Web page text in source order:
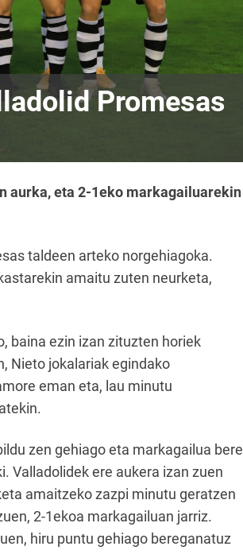
Promesas
aurka, eta 2-1eko markagailuarekin
taldeen arteko norgehiagoka.
amaitu zuten neurketa,
baina ezin izan zituzten horiek
Nieto jokalariak egindako
eman eta, lau minutu
zen gehiago eta markagailua bere
Valladolidek ere aukera izan zuen
amaitzeko zazpi minutu geratzen
2-1ekoa markagailuan jarriz.
hiru puntu gehiago bereganatuz